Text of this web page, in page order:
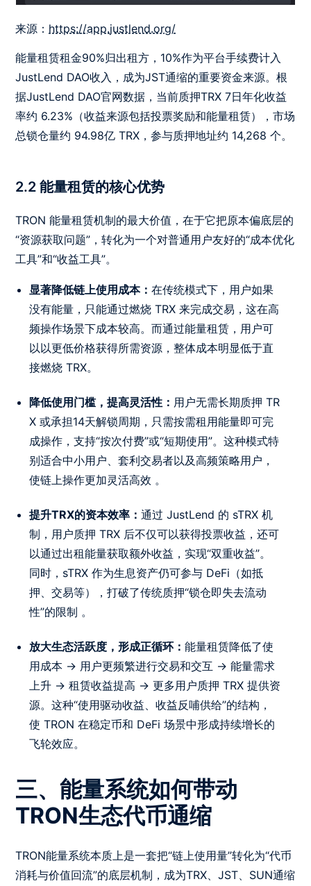
来源： https://app.justlend.org/
能量租赁租金90%归出租方，10%作为平台手续费计入
JustLend DAO收入，成为JST通缩的重要资金来源。根
据JustLend DAO官网数据，当前质押TRX 7日年化收益
率约 6.23%（收益来源包括投票奖励和能量租赁），市场
总锁仓量约 94.98亿 TRX，参与质押地址约 14,268 个。
2.2 能量租赁的核心优势
TRON 能量租赁机制的最大价值，在于它把原本偏底层的
“资源获取问题”，转化为一个对普通用户友好的“成本优化
工具”和“收益工具”。
显著降低链上使用成本：在传统模式下，用户如果
没有能量，只能通过燃烧 TRX 来完成交易，这在高
频操作场景下成本较高。而通过能量租赁，用户可
以以更低价格获得所需资源，整体成本明显低于直
接燃烧 TRX。
降低使用门槛，提高灵活性： 用户无需长期质押 TR
X 或承担14天解锁周期，只需按需租用能量即可完
成操作，支持“按次付费”或“短期使用”。这种模式特
别适合中小用户、套利交易者以及高频策略用户，
使链上操作更加灵活高效 。
提升TRX的资本效率：通过 JustLend 的 sTRX 机
制，用户质押 TRX 后不仅可以获得投票收益，还可
以通过出租能量获取额外收益，实现“双重收益”。
同时，sTRX 作为生息资产仍可参与 DeFi（如抵
押、交易等），打破了传统质押“锁仓即失去流动
性”的限制 。
放大生态活跃度，形成正循环：能量租赁降低了使
用成本 → 用户更频繁进行交易和交互 → 能量需求
上升 → 租赁收益提高 → 更多用户质押 TRX 提供资
源。这种“使用驱动收益、收益反哺供给”的结构，
使 TRON 在稳定币和 DeFi 场景中形成持续增长的
飞轮效应。
三、能量系统如何带动
TRON生态代币通缩
TRON能量系统本质上是一套把“链上使用量”转化为“代币
消耗与价值回流”的底层机制，成为TRX、JST、SUN通缩